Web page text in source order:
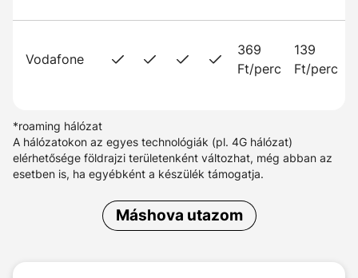
Vodafone
369
Ft/perc
139
Ft/perc
*roaming hálózat
A hálózatokon az egyes technológiák (pl. 4G hálózat)
elérhetősége földrajzi területenként változhat, még abban az
esetben is, ha egyébként a készülék támogatja.
Máshova utazom